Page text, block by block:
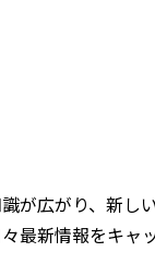
が広がり、新
新情報をキャ